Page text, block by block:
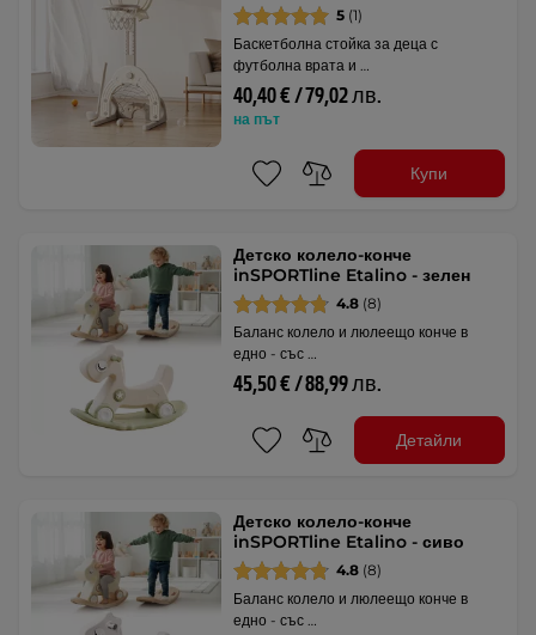
5 (1)
Баскетболна стойка за деца с
футболна врата и …
40,40 € / 79,02 лв.
на път
Купи
Детско колело-конче
inSPORTline Etalino - зелен
4.8 (8)
Баланс колело и люлеещо конче в
едно - със …
45,50 € / 88,99 лв.
Детайли
Детско колело-конче
inSPORTline Etalino - сиво
4.8 (8)
Баланс колело и люлеещо конче в
едно - със …